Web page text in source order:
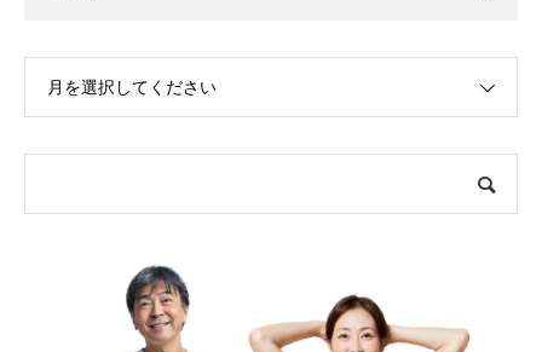
月を選択してください